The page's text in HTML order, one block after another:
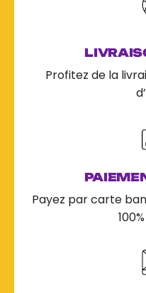
Profitez de la
Payez par carte